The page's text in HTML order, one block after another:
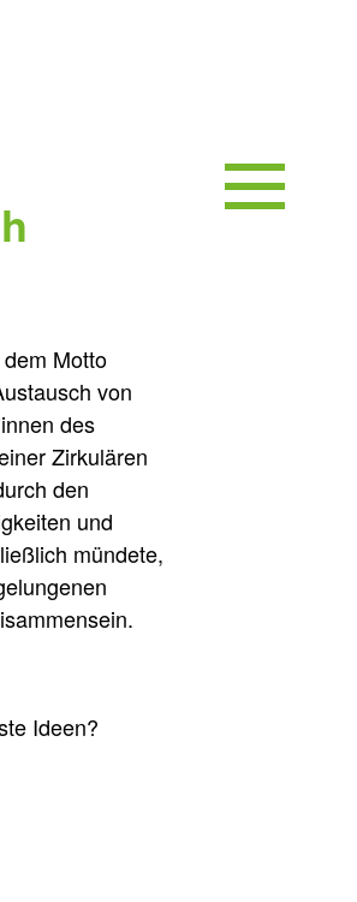
Motto
von
des
Zirkulären
den
und
mündete,
Ideen?